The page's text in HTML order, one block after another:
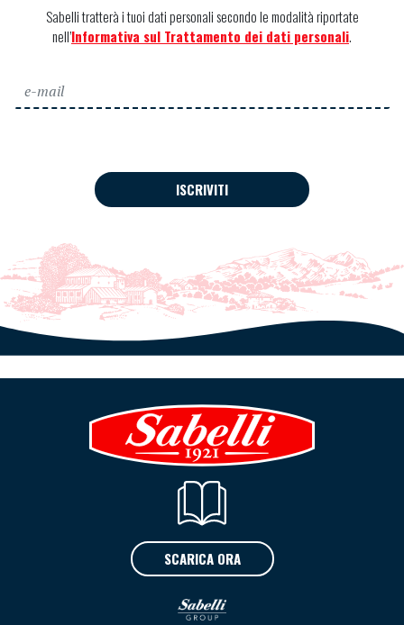
Sabelli tratterà i tuoi dati personali secondo le modalità riportate
nell’Informativa sul Trattamento dei dati personali.
ISCRIVITI
SCARICA ORA